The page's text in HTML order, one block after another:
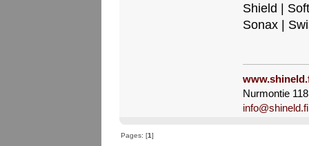
Shield |
Sonax |
Nurmontie
info@shineld.fi
Pages: [1]